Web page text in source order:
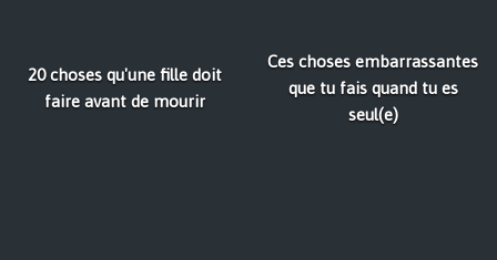
20 choses qu'une fille doit
faire avant de mourir
Ces choses embarrassantes
que tu fais quand tu es
seul(e)